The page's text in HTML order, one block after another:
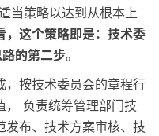
当策略以达到从根本上
，这个策略即是：技术委
的第二步。
，按技术委员会的章程行
， 负责统筹管理部门技
发布、技术方案审核、技